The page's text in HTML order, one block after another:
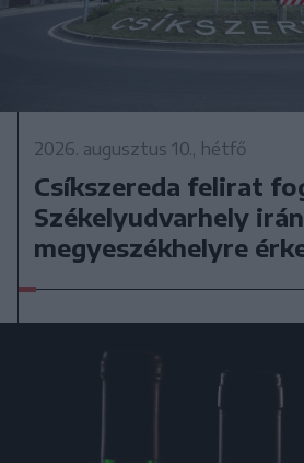
2026. augusztus 10., hétfő
Csíkszereda felirat
Székelyudvarhely
megyeszékhelyre